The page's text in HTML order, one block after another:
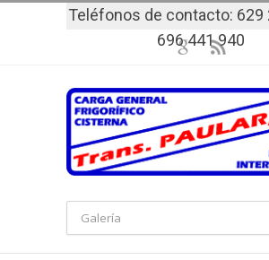
Teléfonos de contacto: 629
696 441 940